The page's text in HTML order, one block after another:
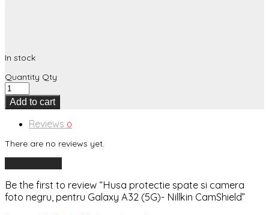
In stock
Quantity Qty
Add to cart
Reviews 0
There are no reviews yet.
Be the first to review “Husa protectie spate si camera
foto negru, pentru Galaxy A32 (5G)- Nillkin CamShield”